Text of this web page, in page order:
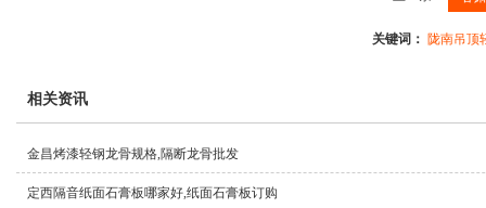
关键词： 陇南吊顶
相关资讯
金昌烤漆轻钢龙骨规格,隔断龙骨批发
定西隔音纸面石膏板哪家好,纸面石膏板订购